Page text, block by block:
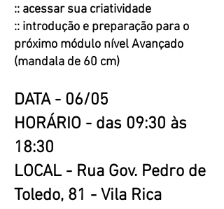
:: acessar sua criatividade
:: introdução e preparação para o
próximo módulo nível Avançado
(mandala de 60 cm)
DATA - 06/05
HORÁRIO - das 09:30 às
18:30
LOCAL - Rua Gov. Pedro de
Toledo, 81 - Vila Rica